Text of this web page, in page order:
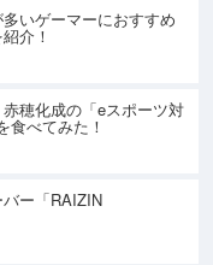
いゲーマーにおすすめ
介！
穂化成の「eスポーツ対
食べてみた！
ー「RAIZIN